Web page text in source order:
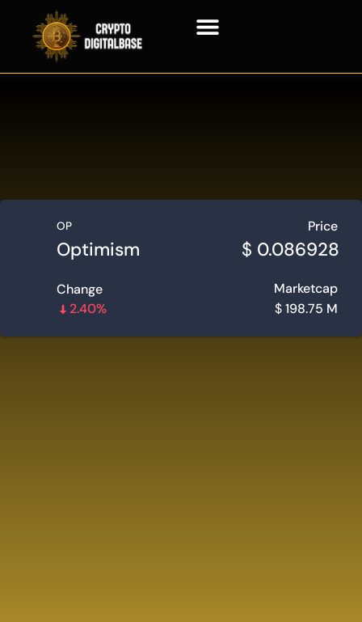
OP
Optimism
Price
$ 0.086928
Change
2.40%
Marketcap
$198.75 M